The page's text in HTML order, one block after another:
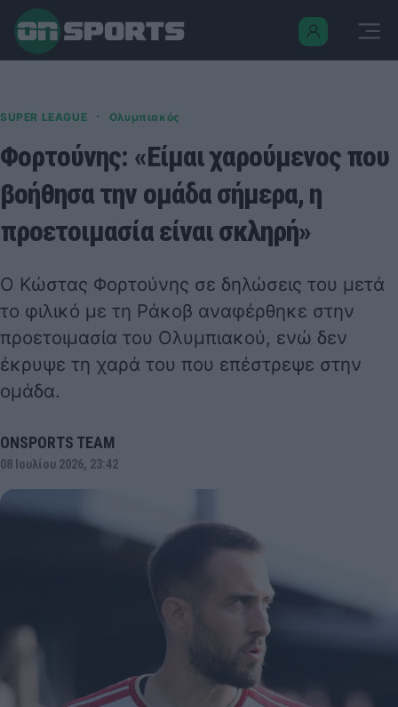
SUPER LEAGUE · Ολυμπιακός
Φορτούνης: «Είμαι χαρούμενος που
βοήθησα την ομάδα σήμερα, η
προετοιμασία είναι σκληρή»
Ο Κώστας Φορτούνης σε δηλώσεις του μετά
το φιλικό με τη Ράκοβ αναφέρθηκε στην
προετοιμασία του Ολυμπιακού, ενώ δεν
έκρυψε τη χαρά του που επέστρεψε στην
ομάδα.
ONSPORTS TEAM
08 Ιουλίου 2026, 23:42